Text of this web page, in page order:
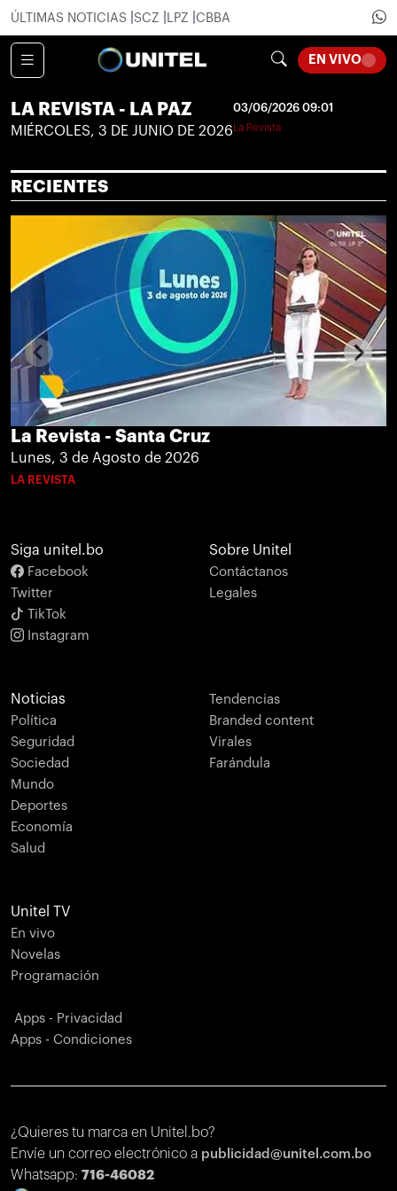
ÚLTIMAS NOTICIAS SCZ LPZ CBBA
EN VIVO
LA REVISTA - LA PAZ
MIÉRCOLES, 3 DE JUNIO DE 2026
03/06/2026 09:01
La Revista
RECIENTES
La Revista - Santa Cruz
Lunes, 3 de Agosto de 2026
LA REVISTA
Siga unitel.bo
Facebook
Twitter
TikTok
Instagram
Sobre Unitel
Contáctanos
Legales
Noticias
Política
Seguridad
Sociedad
Mundo
Deportes
Economía
Salud
Tendencias
Branded content
Virales
Farándula
Unitel TV
En vivo
Novelas
Programación
Apps - Privacidad
Apps - Condiciones
¿Quieres tu marca en Unitel.bo?
Envíe un correo electrónico a publicidad@unitel.com.bo
Whatsapp: 716-46082